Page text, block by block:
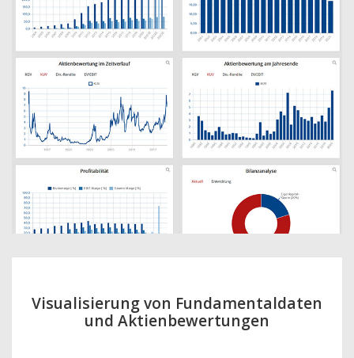
Visualisierung von Fundamentaldaten
und Aktienbewertungen